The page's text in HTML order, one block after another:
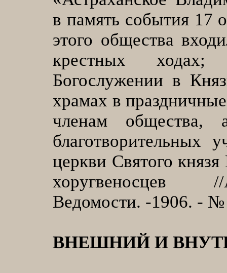
в память события 17
этого общества
крестных
Богослужении в
храмах в
членам общества,
церкви Святого
хоругвеносцев //
Ведомости. -1906. -
ВНЕШНИЙ И